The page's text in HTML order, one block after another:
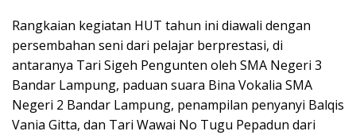
Rangkaian kegiatan HUT tahun ini diawali dengan
persembahan seni dari pelajar berprestasi, di
antaranya Tari Sigeh Pengunten oleh SMA Negeri 3
Bandar Lampung, paduan suara Bina Vokalia SMA
Negeri 2 Bandar Lampung, penampilan penyanyi Balqis
Vania Gitta, dan Tari Wawai No Tugu Pepadun dari